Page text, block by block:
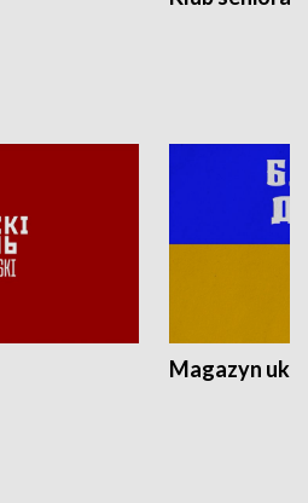
Magazyn